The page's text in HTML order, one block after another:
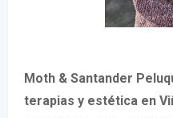
Moth & Santander
terapias y estética en